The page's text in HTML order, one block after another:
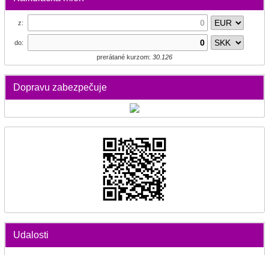
z:
do:
prerátané kurzom: 30.126
Dopravu zabezpečuje
Udalosti